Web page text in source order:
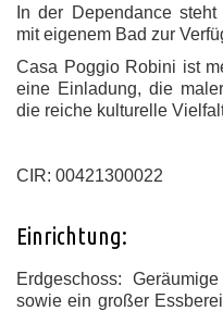
In der Dependance
mit eigenem Bad zur
Casa Poggio Robini ist
eine Einladung, die
die reiche kulturelle
CIR: 00421300022
Einrichtung:
Erdgeschoss:
sowie ein großer